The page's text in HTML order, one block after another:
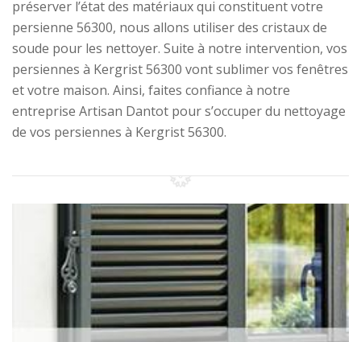
préserver l’état des matériaux qui constituent votre
persienne 56300, nous allons utiliser des cristaux de
soude pour les nettoyer. Suite à notre intervention, vos
persiennes à Kergrist 56300 vont sublimer vos fenêtres
et votre maison. Ainsi, faites confiance à notre
entreprise Artisan Dantot pour s’occuper du nettoyage
de vos persiennes à Kergrist 56300.